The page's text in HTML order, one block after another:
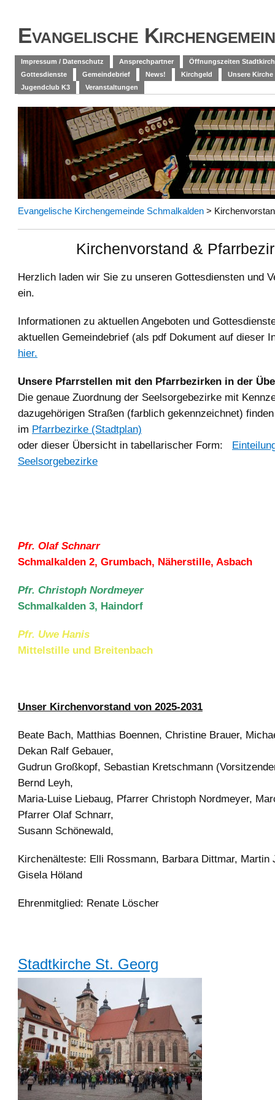
Evangelische
Impressum / Datenschutz Ansprechpartner
Öffnungszeiten
Gottesdienste
Gemeindebrief News! Kirchgeld
Unsere Kirche
Jugendclub K3
Veranstaltungen
Evangelische Kirchengemeinde Schmalkalden >
Kirchenvorstand &
Herzlich laden wir Sie zu unseren Gottesdiensten und
ein.
Informationen zu aktuellen Angeboten und
aktuellen Gemeindebrief (als pdf Dokument auf dieser
hier.
Unsere Pfarrstellen mit den Pfarrbezirken in der
Die genaue Zuordnung der Seelsorgebezirke mit
dazugehörigen Straßen (farblich gekennzeichnet)
im Pfarrbezirke (Stadtplan)
oder dieser Übersicht in tabellarischer Form:
Seelsorgebezirke
Pfr. Olaf Schnarr
Schmalkalden 2, Grumbach, Näherstille, Asbach
Pfr. Christoph Nordmeyer
Schmalkalden 3, Haindorf
Pfr. Uwe Hanis
Mittelstille und Breitenbach
Unser Kirchenvorstand von 2025-2031
Beate Bach, Matthias Boennen, Christine Brauer,
Dekan Ralf Gebauer,
Gudrun Großkopf, Sebastian Kretschmann
Bernd Leyh,
Maria-Luise Liebaug, Pfarrer Christoph Nordmeyer,
Pfarrer Olaf Schnarr,
Susann Schönewald,
Kirchenälteste: Elli Rossmann, Barbara Dittmar, Martin
Gisela Höland
Ehrenmitglied: Renate Löscher
Stadtkirche St. Georg